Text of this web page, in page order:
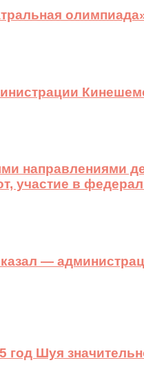
направлениями
участие в
—
Шуя